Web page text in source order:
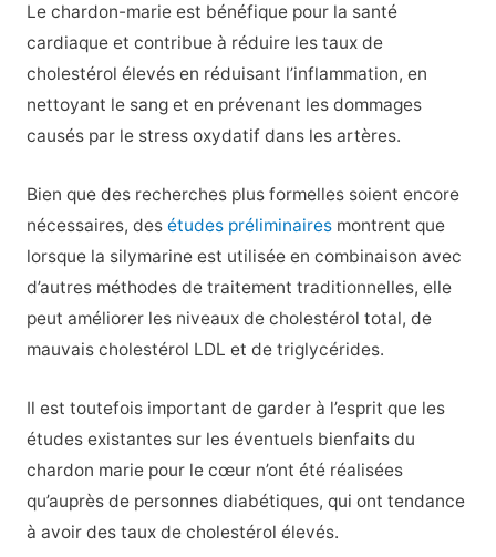
Le chardon-marie est bénéfique pour la santé
cardiaque et contribue à réduire les taux de
cholestérol élevés en réduisant l’inflammation, en
nettoyant le sang et en prévenant les dommages
causés par le stress oxydatif dans les artères.
Bien que des recherches plus formelles soient encore
nécessaires, des études préliminairesmontrent que
lorsque la silymarine est utilisée en combinaison avec
d’autres méthodes de traitement traditionnelles, elle
peut améliorer les niveaux de cholestérol total, de
mauvais cholestérol LDL et de triglycérides.
Il est toutefois important de garder à l’esprit que les
études existantes sur les éventuels bienfaits du
chardon marie pour le cœur n’ont été réalisées
qu’auprès de personnes diabétiques, qui ont tendance
à avoir des taux de cholestérol élevés.